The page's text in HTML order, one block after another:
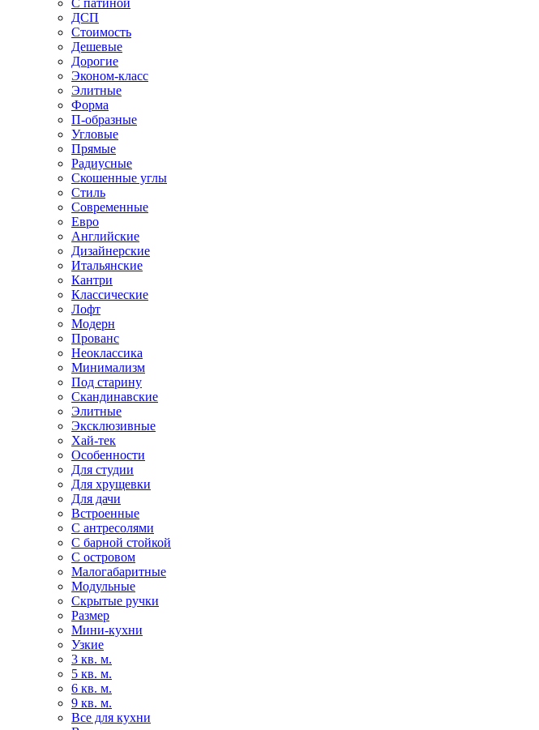
ДСП
Стоимость
Дешевые
Дорогие
Эконом-класс
Элитные
Форма
П-образные
Угловые
Прямые
Радиусные
Скошенные углы
Стиль
Современные
Евро
Английские
Дизайнерские
Итальянские
Кантри
Классические
Лофт
Модерн
Прованс
Неоклассика
Минимализм
Под старину
Скандинавские
Элитные
Эксклюзивные
Хай-тек
Особенности
Для студии
Для хрущевки
Для дачи
Встроенные
С антресолями
С барной стойкой
С островом
Малогабаритные
Модульные
Скрытые ручки
Размер
Мини-кухни
Узкие
3 кв. м.
5 кв. м.
6 кв. м.
9 кв. м.
Все для кухни